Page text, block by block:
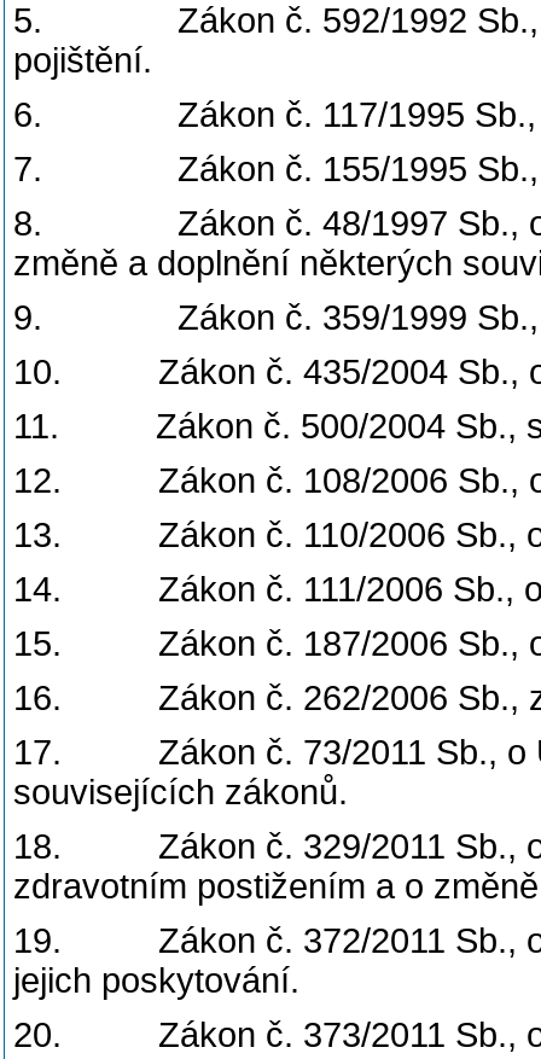
5. Zákon č. 592/1992 Sb., o
pojištění.
6. Zákon č. 117/1995 Sb., o
7. Zákon č. 155/1995 Sb., o
8. Zákon č. 48/1997 Sb., o
změně a doplnění některých
9. Zákon č. 359/1999 Sb., o
10. Zákon č. 435/2004 Sb., o
11. Zákon č. 500/2004 Sb.,
12. Zákon č. 108/2006 Sb., o
13. Zákon č. 110/2006 Sb., o
14. Zákon č. 111/2006 Sb., o
15. Zákon č. 187/2006 Sb., o
16. Zákon č. 262/2006 Sb.,
17. Zákon č. 73/2011 Sb., o
souvisejících zákonů.
18. Zákon č. 329/2011 Sb., o
zdravotním postižením a o
19. Zákon č. 372/2011 Sb., o
jejich poskytování.
20. Zákon č. 373/2011 Sb., o